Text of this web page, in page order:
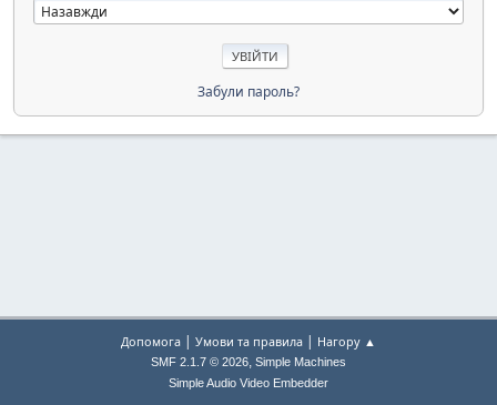
Забули пароль?
Допомога | Умови та правила | Нагору ▲
SMF 2.1.7 © 2026, Simple Machines
Simple Audio Video Embedder